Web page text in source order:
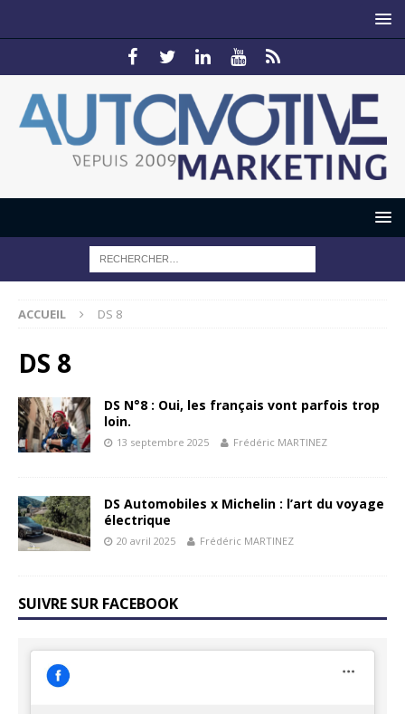
ACCUEIL DS 8
DS 8
DS N°8 : Oui, les français vont parfois trop
loin.
13 septembre 2025 Frédéric MARTINEZ
DS Automobiles x Michelin : l’art du voyage
électrique
20 avril 2025 Frédéric MARTINEZ
SUIVRE SUR FACEBOOK